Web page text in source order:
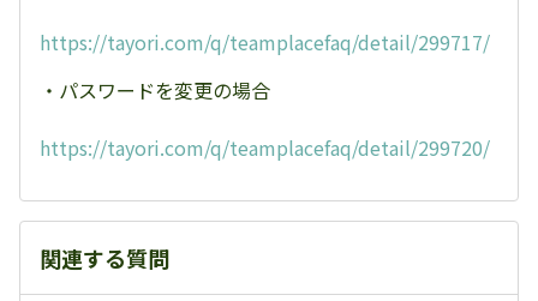
https://tayori.com/q/teamplacefaq/detail/299717/
・パスワードを変更の場合
https://tayori.com/q/teamplacefaq/detail/299720/
関連する質問